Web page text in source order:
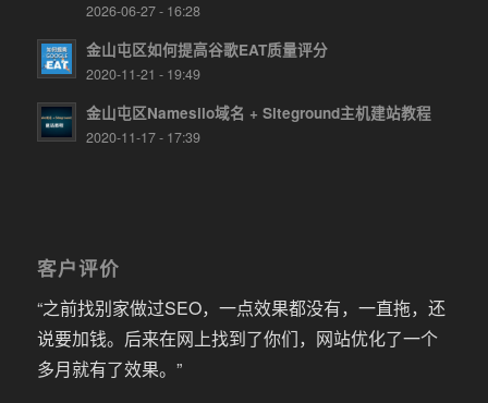
2026-06-27 - 16:28
金山屯区如何提高谷歌EAT质量评分
2020-11-21 - 19:49
金山屯区Namesilo域名 + Siteground主机建站教程
2020-11-17 - 17:39
客户评价
“之前找别家做过SEO，一点效果都没有，一直拖，还
说要加钱。后来在网上找到了你们，网站优化了一个
多月就有了效果。”